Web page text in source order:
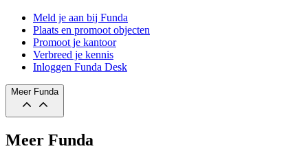
Meld je aan bij Funda
Plaats en promoot objecten
Promoot je kantoor
Verbreed je kennis
Inloggen Funda Desk
Meer Funda
Meer Funda